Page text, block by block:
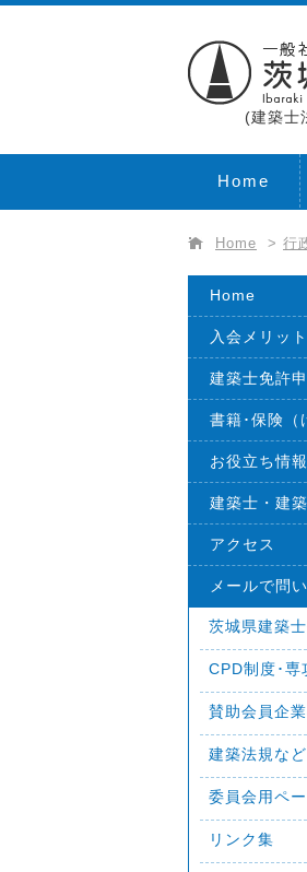
(建築士
Home
Home > 行
Home
入会メリット
建築士免許
書籍･保険（
お役立ち情報
建築士・建
アクセス
メールで問
茨城県建築
CPD制度･専
賛助会員企
建築法規など
委員会用ペ
リンク集